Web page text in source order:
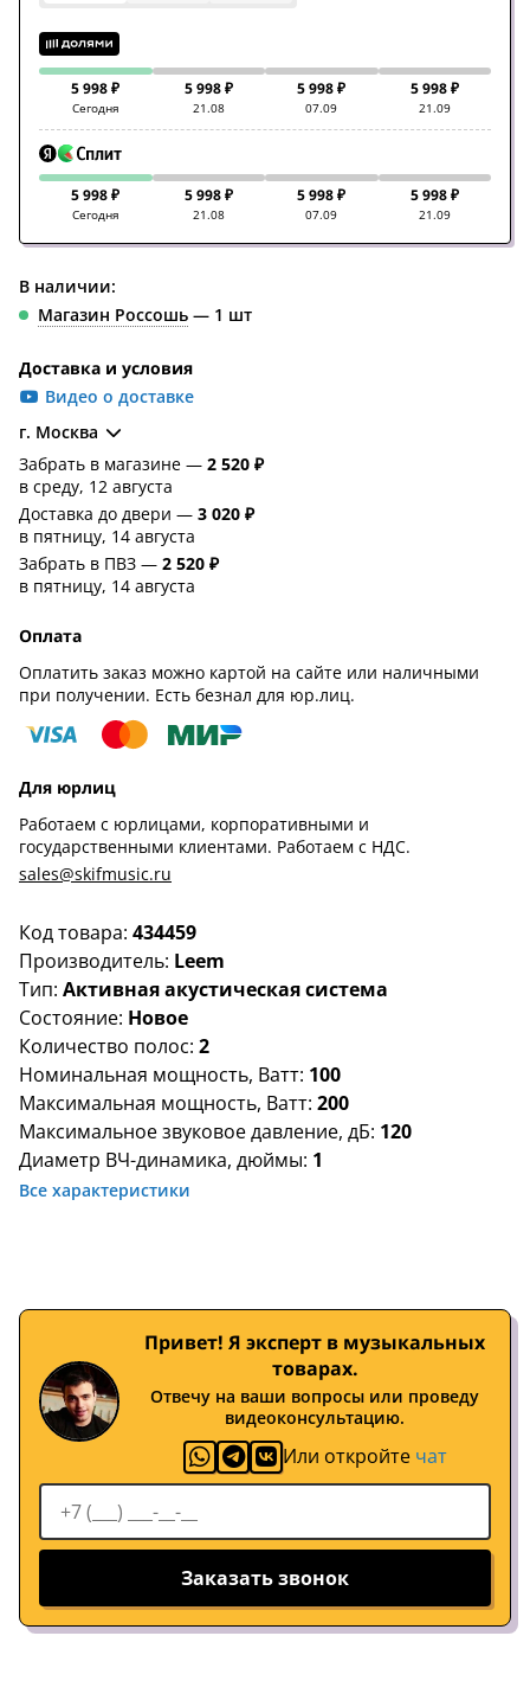
Код товара: 434459
Производитель: Leem
Тип: Активная акустическая система
Состояние: Новое
Количество полос: 2
Номинальная мощность, Ватт: 100
Максимальная мощность, Ватт: 200
Максимальное звуковое давление, дБ: 120
Диаметр ВЧ-динамика, дюймы: 1
Все характеристики
5 998 ₽
Сегодня
5 998 ₽
21.08
5 998 ₽
07.09
5 998 ₽
21.09
5 998 ₽
Сегодня
5 998 ₽
21.08
5 998 ₽
07.09
5 998 ₽
21.09
В наличии:
Магазин Россошь — 1 шт
Доставка и условия
Видео о доставке
г. Москва
Забрать в магазине — 2 520 ₽
в среду, 12 августа
Доставка до двери — 3 020 ₽
в пятницу, 14 августа
Забрать в ПВЗ — 2 520 ₽
в пятницу, 14 августа
Оплата
Оплатить заказ можно картой на сайте или наличными
при получении. Есть безнал для юр.лиц.
Для юрлиц
Работаем с юрлицами, корпоративными и
государственными клиентами. Работаем с НДС.
sales@skifmusic.ru
Привет! Я эксперт в музыкальных
товарах.
Отвечу на ваши вопросы или проведу
видеоконсультацию.
Или откройте чат
Заказать звонок